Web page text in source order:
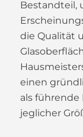
Bestandteil,
die Qualität
einen
als führende
jeglicher